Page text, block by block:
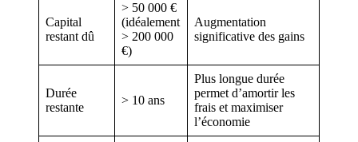
Capital
restant dû
> 50 000 €
(idéalement
> 200 000
€)
Augmentation
significative des gains
Durée
restante
> 10 ans
Plus longue durée
permet d’amortir les
frais et maximiser
l’économie